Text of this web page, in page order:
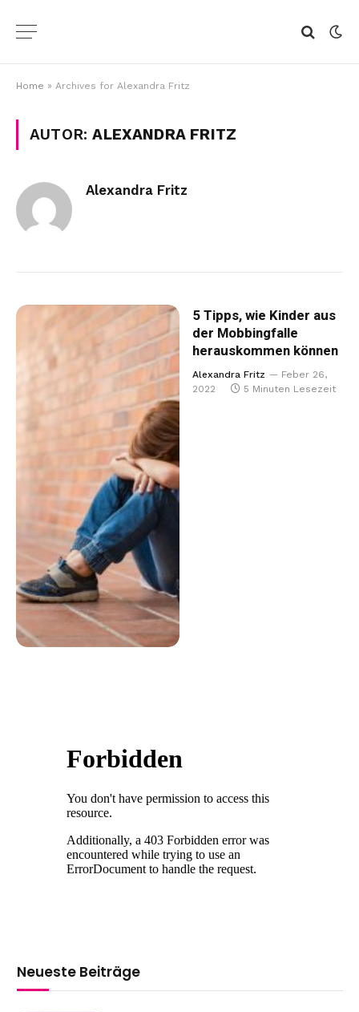
Home » Archives for Alexandra Fritz
AUTOR:ALEXANDRA FRITZ
Alexandra Fritz
5 Tipps, wie Kinder aus
der Mobbingfalle
herauskommen können
Alexandra Fritz
Feber 26,
2022
5 Minuten Lesezeit
Neueste Beiträge